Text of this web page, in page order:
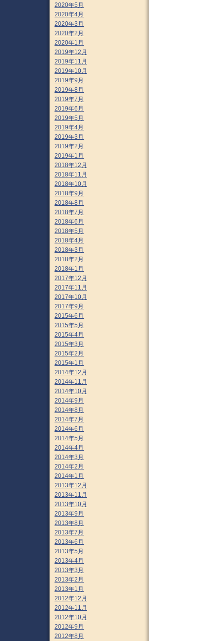
2020年5月
2020年4月
2020年3月
2020年2月
2020年1月
2019年12月
2019年11月
2019年10月
2019年9月
2019年8月
2019年7月
2019年6月
2019年5月
2019年4月
2019年3月
2019年2月
2019年1月
2018年12月
2018年11月
2018年10月
2018年9月
2018年8月
2018年7月
2018年6月
2018年5月
2018年4月
2018年3月
2018年2月
2018年1月
2017年12月
2017年11月
2017年10月
2017年9月
2015年6月
2015年5月
2015年4月
2015年3月
2015年2月
2015年1月
2014年12月
2014年11月
2014年10月
2014年9月
2014年8月
2014年7月
2014年6月
2014年5月
2014年4月
2014年3月
2014年2月
2014年1月
2013年12月
2013年11月
2013年10月
2013年9月
2013年8月
2013年7月
2013年6月
2013年5月
2013年4月
2013年3月
2013年2月
2013年1月
2012年12月
2012年11月
2012年10月
2012年9月
2012年8月